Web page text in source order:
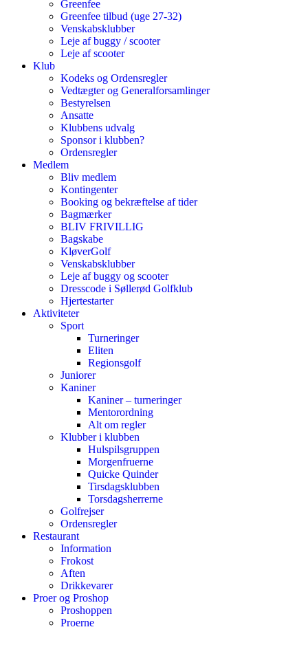
Greenfee
Greenfee tilbud (uge 27-32)
Venskabsklubber
Leje af buggy / scooter
Leje af scooter
Klub
Kodeks og Ordensregler
Vedtægter og Generalforsamlinger
Bestyrelsen
Ansatte
Klubbens udvalg
Sponsor i klubben?
Ordensregler
Medlem
Bliv medlem
Kontingenter
Booking og bekræftelse af tider
Bagmærker
BLIV FRIVILLIG
Bagskabe
KløverGolf
Venskabsklubber
Leje af buggy og scooter
Dresscode i Søllerød Golfklub
Hjertestarter
Aktiviteter
Sport
Turneringer
Eliten
Regionsgolf
Juniorer
Kaniner
Kaniner – turneringer
Mentorordning
Alt om regler
Klubber i klubben
Hulspilsgruppen
Morgenfruerne
Quicke Quinder
Tirsdagsklubben
Torsdagsherrerne
Golfrejser
Ordensregler
Restaurant
Information
Frokost
Aften
Drikkevarer
Proer og Proshop
Proshoppen
Proerne